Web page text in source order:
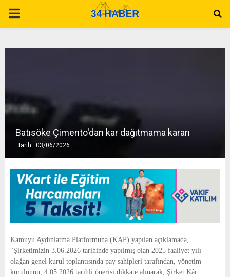
P
M
E
N
Batısöke Çimento'dan kar dağıtmama kararı
Tarih : 03/06/2026
Kamuyu Aydınlatma Platformuna (KAP) yapılan açıklamada,
"Şirketimizin 3.06.2026 tarihinde yapılmış olan 2025 faaliyet yılı
olağan genel kurul toplantısında pay sahipleri tarafından, yönetim
kurulunun, 4.05.2026 tarihli önerisi dikkate alınarak, Şirket Kâr